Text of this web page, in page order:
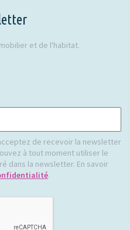
et de l'habitat.
de recevoir la newsletter
à tout moment utiliser le
dans la newsletter. En savoir
.